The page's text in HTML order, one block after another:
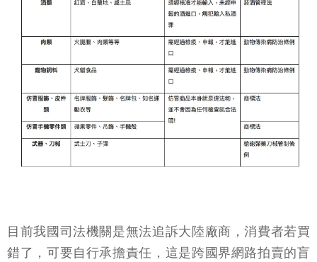
目前我國司法機關是無法追訴大陸廠商，消費者若買
錯了，可要自行承擔責任，這是跨國界網路拍賣的盲